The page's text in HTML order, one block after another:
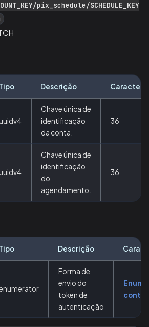
/pix_schedule/SCHEDULE_KEY
Descrição
Chave única de
identificação
da conta.
36
Chave única de
identificação
do
agendamento.
36
Descrição
Forma de
envio do
token de
autenticação